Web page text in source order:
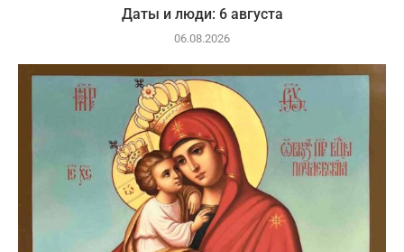
Даты и люди: 6 августа
06.08.2026